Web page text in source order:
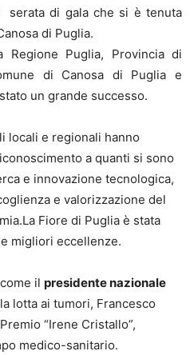
serata di gala che si è tenuta
di Puglia.
Regione Puglia, Provincia di
di Canosa di Puglia e
un grande successo.
locali e regionali hanno
a quanti si sono
e innovazione tecnologica,
e valorizzazione del
Fiore di Puglia è stata
migliori eccellenze.
il presidente nazionale
lotta ai tumori, Francesco
“Irene Cristallo”,
medico-sanitario.